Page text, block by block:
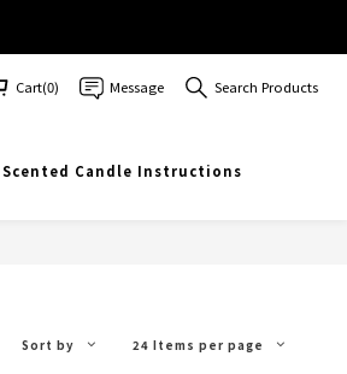
Cart(0) Message Search Products
Scented Candle Instructions
Sort by 24 Items per page